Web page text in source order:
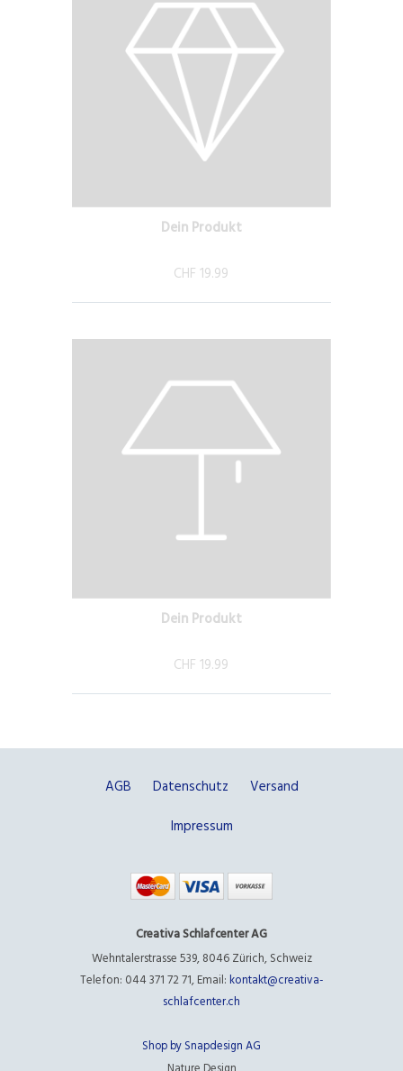
Dein Produkt
CHF 19.99
Dein Produkt
CHF 19.99
AGB Datenschutz
Versand
Impressum
Creativa Schlafcenter AG
Wehntalerstrasse 539, 8046 Zürich, Schweiz
Telefon: 044 371 72 71, Email: kontakt@creativa-
schlafcenter.ch
Shop by Snapdesign AG